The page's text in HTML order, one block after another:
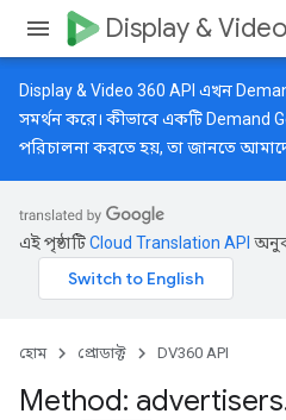
Display &
Display & Video 360 API এখন
সমর্থন করে। কীভাবে একটি Demand
পরিচালনা করতে হয়, তা জানতে
এই পৃষ্ঠাটিCloud Translation API
হোম প্রোডাক্ট DV360 API
Method: advertisers